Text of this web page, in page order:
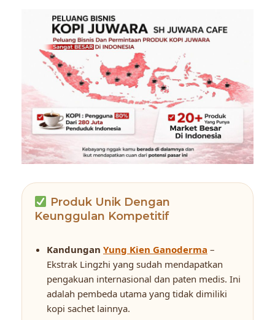
Produk Unik Dengan
Keunggulan Kompetitif
Kandungan Yung Kien Ganoderma –
Ekstrak Lingzhi yang sudah mendapatkan
pengakuan internasional dan paten medis. Ini
adalah pembeda utama yang tidak dimiliki
kopi sachet lainnya.